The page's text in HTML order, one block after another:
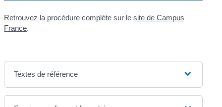
Retrouvez la procédure complète sur lesite de Campus
France.
Textes de référence